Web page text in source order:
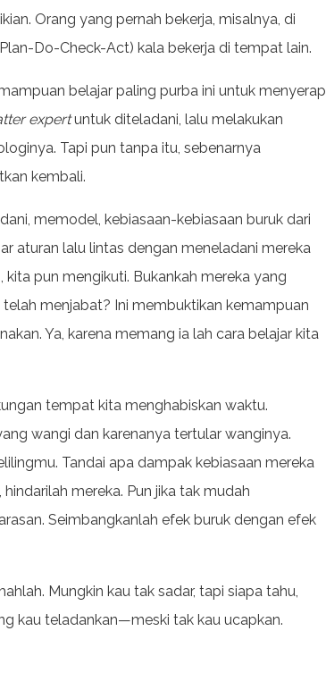
Orang yang pernah bekerja, misalnya, di
Do-Check-Act) kala bekerja di tempat lain.
belajar paling purba ini untuk menyerap
expertuntuk diteladani, lalu melakukan
Tapi pun tanpa itu, sebenarnya
kembali.
memodel, kebiasaan-kebiasaan buruk dari
aturan lalu lintas dengan meneladani mereka
pun mengikuti. Bukankah mereka yang
menjabat? Ini membuktikan kemampuan
Ya, karena memang ia lah cara belajar kita
tempat kita menghabiskan waktu.
wangi dan karenanya tertular wanginya.
Tandai apa dampak kebiasaan mereka
mereka. Pun jika tak mudah
Seimbangkanlah efek buruk dengan efek
Mungkin kau tak sadar, tapi siapa tahu,
kau teladankan—meski tak kau ucapkan.